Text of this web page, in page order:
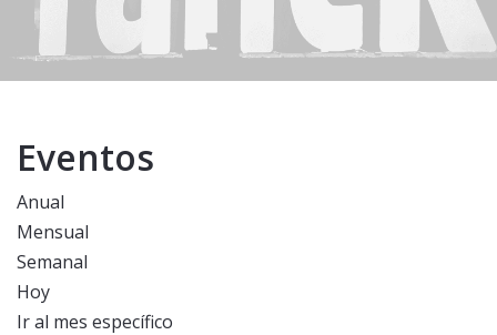
Eventos
Anual
Mensual
Semanal
Hoy
Ir al mes específico